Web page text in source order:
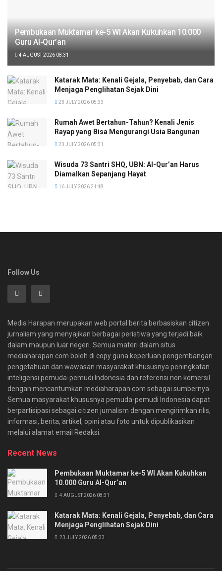
Pembukaan Muktamar ke-5 WI Akan Kukuhkan 10.000
Guru Al-Qur’an
4 AUGUST 2026 08:31
Katarak Mata: Kenali Gejala, Penyebab, dan Cara
Menjaga Penglihatan Sejak Dini
23 JULY 2026 05:33
Rumah Awet Bertahun-Tahun? Kenali Jenis
Rayap yang Bisa Mengurangi Usia Bangunan
23 JULY 2026 05:31
Wisuda 73 Santri SHQ, UBN: Al-Qur’an Harus
Diamalkan Sepanjang Hayat
16 JULY 2026 21:48
Follow Us
Media Harapan merupakan web portal berita berbasiskan citizen
jurnalism yang menyajikan berbagai peristiwa yang terjadi baik
dalam maupun luar negeri. Semua materi dalam situs
mediaharapan.com boleh di copy guna keperluan pengembangan
pengetahuan dan wawasan masyarakat khususnya peningkatan
inteligensi pemuda-pemudi Indonesia dan referensi non komersil
dengan mencantumkan mediaharapan.com sebagai sumbernya.
Semua masyarakat khususnya pemuda-pemudi Indonesia dapat
berpartisipasi sebagai citizen jurnalism dengan mengirimkan rilis,
informasi, berita, artikel, opini atau foto untuk dipublikasikan
melalui alamat email Redaksi.
Recent News
Pembukaan Muktamar ke-5 WI Akan Kukuhkan
10.000 Guru Al-Qur’an
4 AUGUST 2026 08:31
Katarak Mata: Kenali Gejala, Penyebab, dan Cara
Menjaga Penglihatan Sejak Dini
23 JULY 2026 05:33